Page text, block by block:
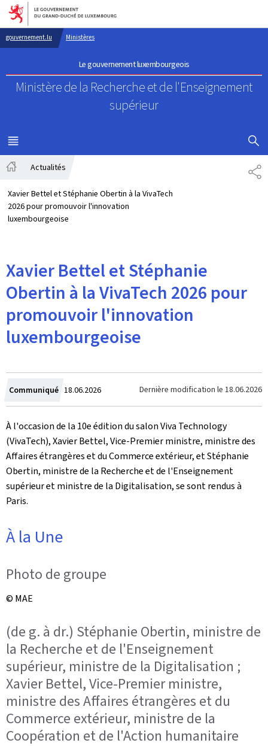
Aller au menu principal
Aller au contenu
gouvernement.lu Ministères
Le gouvernement luxembourgeois
Ministère de la Rechercheet de l'Enseignement
supérieur
MENU
PRINCIPAL
Actualités
Xavier Bettel et Stéphanie Obertin à la VivaTech
2026 pour promouvoir l'innovation
luxembourgeoise
Xavier Bettel et Stéphanie
Obertin à la VivaTech 2026 pour
promouvoir l'innovation
luxembourgeoise
Communiqué Crée
le
18.06.2026 Dernière modification le 18.06.2026
À l'occasion de la 10e édition du salon Viva Technology
(VivaTech), Xavier Bettel, Vice-Premier ministre, ministre des
Affaires étrangères et du Commerce extérieur, et Stéphanie
Obertin, ministre de la Recherche et de l'Enseignement
supérieur et ministre de la Digitalisation, se sont rendus à
Paris.
À la Une
Photo de groupe
© MAE
(de g. à dr.) Stéphanie Obertin, ministre de
la Recherche et de l'Enseignement
supérieur, ministre de la Digitalisation ;
Xavier Bettel, Vice-Premier ministre,
ministre des Affaires étrangères et du
Commerce extérieur, ministre de la
Coopération et de l'Action humanitaire